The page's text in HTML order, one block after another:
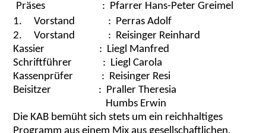
Präses : Pfarrer Hans-Peter Greimel
1.
Vorstand : Perras Adolf
2.
Vorstand : Reisinger Reinhard
Kassier : Liegl Manfred
Schriftführer : Liegl Carola
Kassenprüfer : Reisinger Resi
Beisitzer : Praller Theresia
Humbs Erwin
Die KAB bemüht sich stets um ein reichhaltiges